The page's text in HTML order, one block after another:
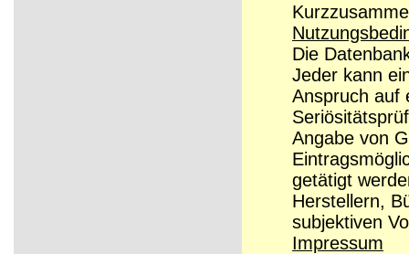
Die
Jeder kann
Anspruch auf
Angabe von
getätigt
Herstellern,
subjektiven
Impressum